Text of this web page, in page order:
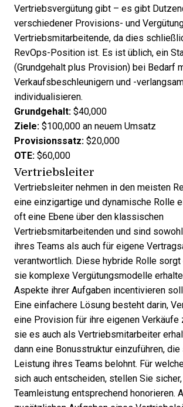
Vertriebsvergütung gibt – es gibt
verschiedener Provisions- und
Vertriebsmitarbeitende, da dies
RevOps-Position ist. Es ist üblich, ein
(Grundgehalt plus Provision) bei Bedarf
Verkaufsbeschleunigern und -
individualisieren.
Grundgehalt: $40,000
Ziele: $100,000 an neuem Umsatz
Provisionssatz: $20,000
OTE: $60,000
Vertriebsleiter
Vertriebsleiter nehmen in den meisten
eine einzigartige und dynamische Rolle
oft eine Ebene über den klassischen
Vertriebsmitarbeitenden und sind
ihres Teams als auch für eigene
verantwortlich. Diese hybride Rolle
sie komplexe Vergütungsmodelle
Aspekte ihrer Aufgaben incentivieren
Eine einfachere Lösung besteht darin,
eine Provision für ihre eigenen Verkäufe
sie es auch als Vertriebsmitarbeiter
dann eine Bonusstruktur einzuführen,
Leistung ihres Teams belohnt. Für
sich auch entscheiden, stellen Sie
Teamleistung entsprechend honorieren.